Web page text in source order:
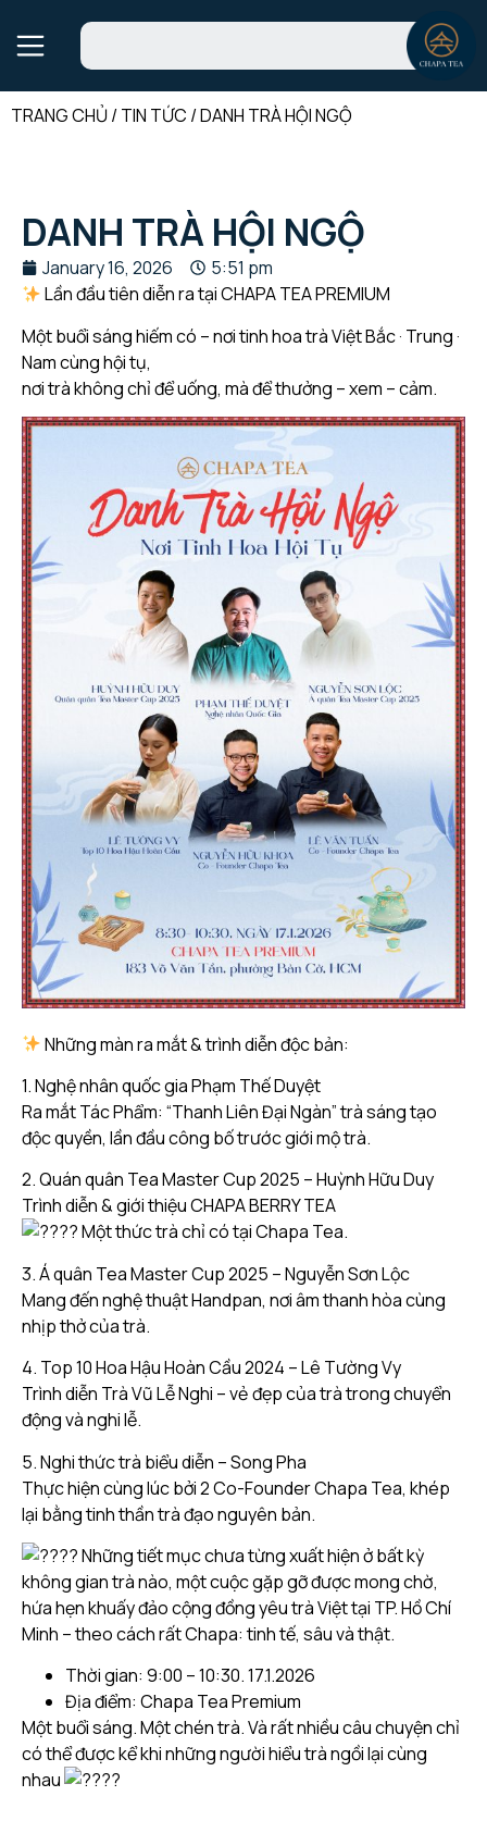
TRANG CHỦ/TIN TỨC /DANH TRÀ HỘI NGỘ
DANH TRÀ HỘI NGỘ
January 16, 2026
5:51 pm
Lần đầu tiên diễn ra tại CHAPA TEA PREMIUM
Một buổi sáng hiếm có – nơi tinh hoa trà Việt Bắc · Trung ·
Nam cùng hội tụ,
nơi trà không chỉ để uống, mà để thưởng – xem – cảm.
Những màn ra mắt & trình diễn độc bản:
1. Nghệ nhân quốc gia Phạm Thế Duyệt
Ra mắt Tác Phẩm: “Thanh Liên Đại Ngàn” trà sáng tạo
độc quyền, lần đầu công bố trước giới mộ trà.
2. Quán quân Tea Master Cup 2025 – Huỳnh Hữu Duy
Trình diễn & giới thiệu CHAPA BERRY TEA
Một thức trà chỉ có tại Chapa Tea.
3. Á quân Tea Master Cup 2025 – Nguyễn Sơn Lộc
Mang đến nghệ thuật Handpan, nơi âm thanh hòa cùng
nhịp thở của trà.
4. Top 10 Hoa Hậu Hoàn Cầu 2024 – Lê Tường Vy
Trình diễn Trà Vũ Lễ Nghi – vẻ đẹp của trà trong chuyển
động và nghi lễ.
5. Nghi thức trà biểu diễn – Song Pha
Thực hiện cùng lúc bởi 2 Co-Founder Chapa Tea, khép
lại bằng tinh thần trà đạo nguyên bản.
Những tiết mục chưa từng xuất hiện ở bất kỳ
không gian trà nào, một cuộc gặp gỡ được mong chờ,
hứa hẹn khuấy đảo cộng đồng yêu trà Việt tại TP. Hồ Chí
Minh – theo cách rất Chapa: tinh tế, sâu và thật.
Thời gian: 9:00 – 10:30. 17.1.2026
Địa điểm: Chapa Tea Premium
Một buổi sáng. Một chén trà. Và rất nhiều câu chuyện chỉ
có thể được kể khi những người hiểu trà ngồi lại cùng
nhau